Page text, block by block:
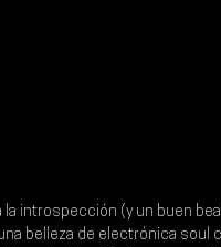
la introspección (y un buen
belleza de electrónica